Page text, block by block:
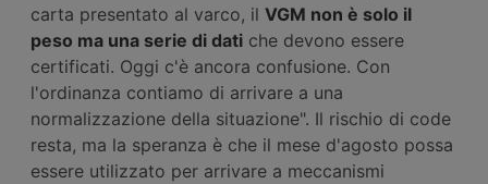
carta presentato al varco, il VGM non è solo il
peso ma una serie di dati che devono essere
certificati. Oggi c'è ancora confusione. Con
l'ordinanza contiamo di arrivare a una
normalizzazione della situazione". Il rischio di code
resta, ma la speranza è che il mese d'agosto possa
essere utilizzato per arrivare a meccanismi